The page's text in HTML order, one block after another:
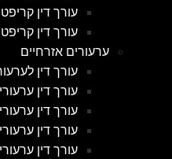
עורך דין
עורך דין
ערעורים אזרחיים
עורך דין
עורך דין
עורך דין
עורך דין
עורך דין